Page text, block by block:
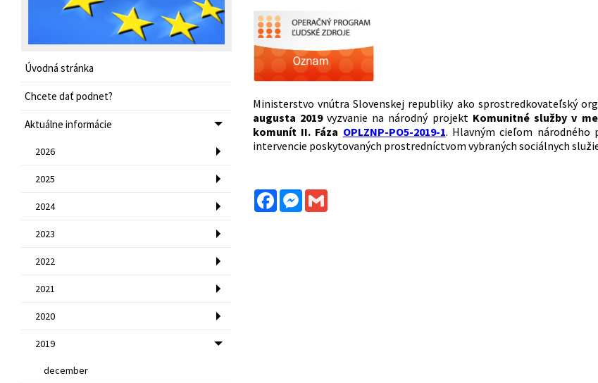
Úvodná stránka
Chcete dať podnet?
Aktuálne informácie
2026
2025
2024
2023
2022
2021
2020
2019
december
Ministerstvo vnútra Slovenskej republiky ako sprostredkovateľský
augusta 2019vyzvanie na národný projekt Komunitné služby v
komunít II. Fáza OPLZNP-PO5-2019-1. Hlavným cieľom národného
intervencie poskytovaných prostredníctvom vybraných sociálnych
FacebookMessenger
Gmail